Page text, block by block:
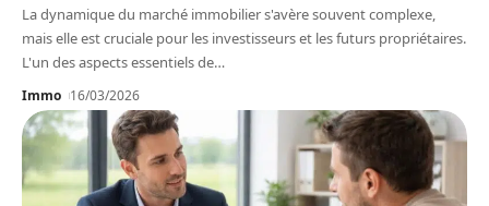
La dynamique du marché immobilier s'avère souvent complexe,
mais elle est cruciale pour les investisseurs et les futurs propriétaires.
L'un des aspects essentiels de…
Immo 16/03/2026